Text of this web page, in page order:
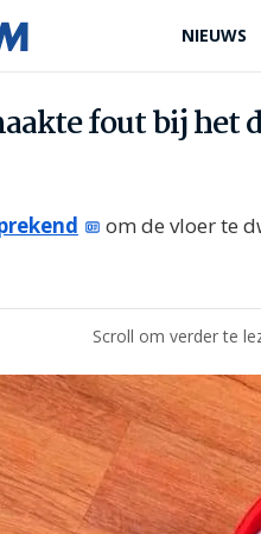
NIEUWS
fout bij het
om de vloer te
Scroll om verder te